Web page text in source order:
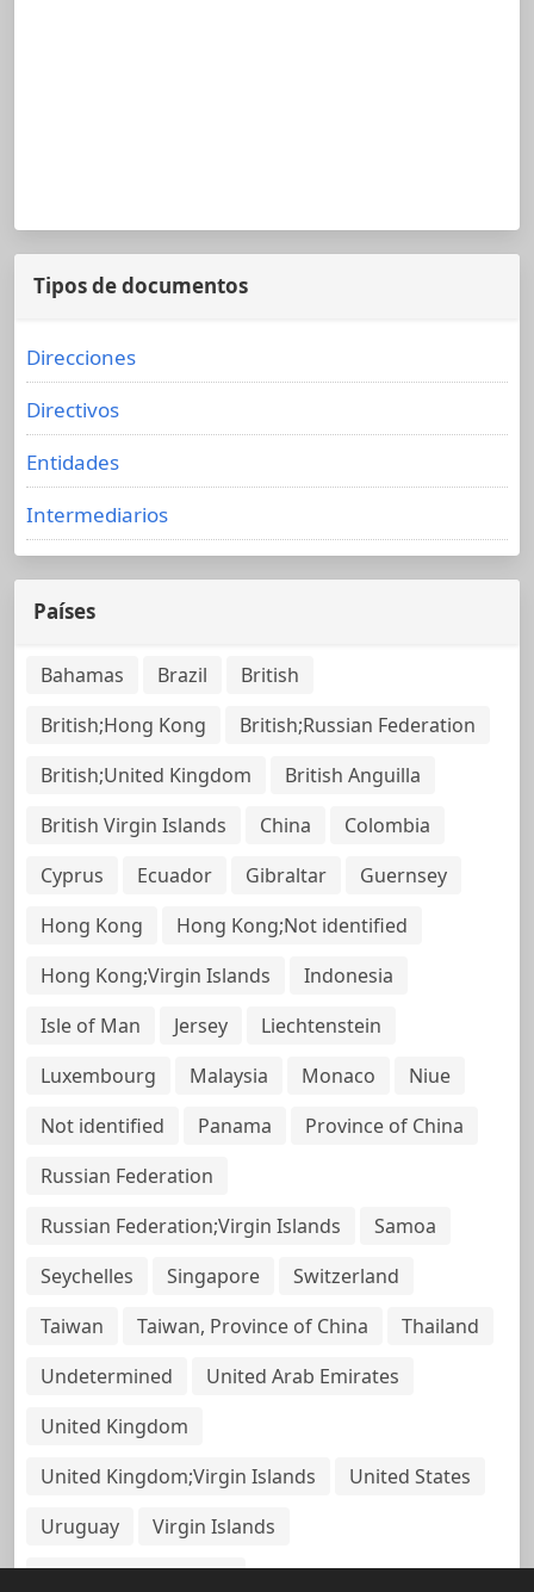
Tipos de documentos
Direcciones
Directivos
Entidades
Intermediarios
Países
Bahamas Brazil
British
British;Hong Kong
British;Russian Federation
British;United Kingdom
British Anguilla
British Virgin Islands
China
Colombia
Cyprus
Ecuador Gibraltar
Guernsey
Hong Kong
Hong Kong;Not identified
Hong Kong;Virgin Islands
Indonesia
Isle of Man
Jersey
Liechtenstein
Luxembourg
Malaysia Monaco
Niue
Not identified
Panama
Province of China
Russian Federation
Russian Federation;Virgin Islands
Samoa
Seychelles
Singapore
Switzerland
Taiwan
Taiwan, Province of China
Thailand
Undetermined
United Arab Emirates
United Kingdom
United Kingdom;Virgin Islands
United States
Uruguay
Virgin Islands
Virgin Islands, British